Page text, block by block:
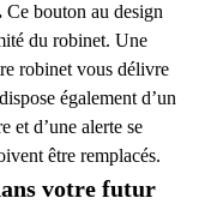
Ce bouton au design
du robinet. Une
robinet vous délivre
également d’un
et d’une alerte se
être remplacés.
votre futur